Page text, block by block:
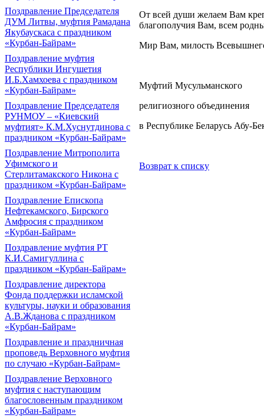
Поздравление Председателя
ДУМ Литвы, муфтия Рамадана
Якубаускаса с праздником
«Курбан-Байрам»
Поздравление муфтия
Республики Ингушетия
И.Б.Хамхоева с праздником
«Курбан-Байрам»
Поздравление Председателя
РУНМОУ – «Киевский
муфтият» К.М.Хуснутдинова с
праздником «Курбан-Байрам»
Поздравление Митрополита
Уфимского и
Стерлитамакского Никона с
праздником «Курбан-Байрам»
Поздравление Епископа
Нефтекамского, Бирского
Амфросия с праздником
«Курбан-Байрам»
Поздравление муфтия РТ
К.И.Самигуллина с
праздником «Курбан-Байрам»
Поздравление директора
Фонда поддержки исламской
культуры, науки и образования
А.В.Жданова с праздником
«Курбан-Байрам»
Поздравление и праздничная
проповедь Верховного муфтия
по случаю «Курбан-Байрам»
Поздравление Верховного
муфтия с наступающим
благословенным праздником
«Курбан-Байрам»
От всей души желаем Вам
благополучия Вам, всем
Мир Вам, милость
Муфтий Мусульманского
религиозного объединения
в Республике Беларусь Абу-
Возврат к списку